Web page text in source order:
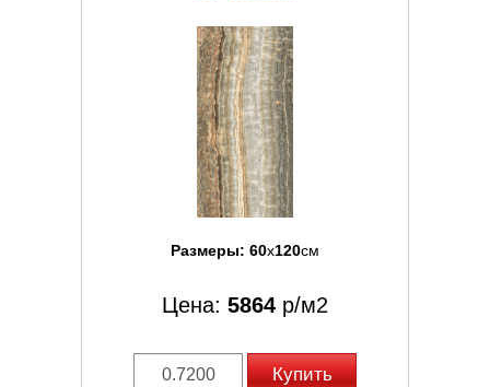
Размеры: 60x120см
Цена: 5864 р/м2
Купить